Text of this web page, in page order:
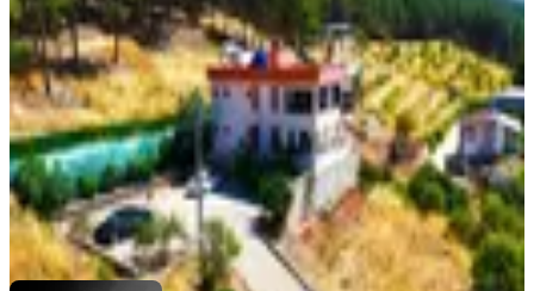
Dulkadiroğlu, Pınarbaşı Mahallesi
3+1·160 m²·31.07.2026
12.500.000 ₺
YENİ ROTA İNŞAAT EMLAKFaruk ATCI
Ara